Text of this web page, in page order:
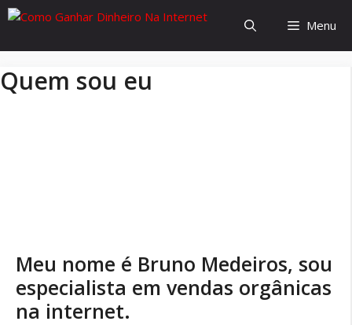
Pular
o
conteúdo
Menu
Quem sou eu
Meu nome é Bruno Medeiros, sou
especialista em vendas orgânicas
na internet.